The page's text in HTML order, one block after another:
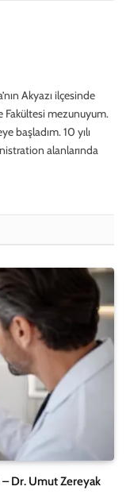
Akyazı ilçesinde
Fakültesi mezunuyum.
başladım. 10 yılı
alanlarında
– Dr. Umut Zereyak